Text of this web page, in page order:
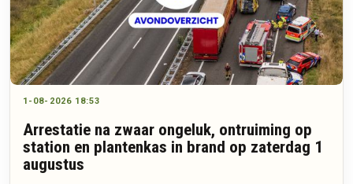
1-08-2026 18:53
Arrestatie na zwaar ongeluk, ontruiming op
station en plantenkas in brand op zaterdag 1
augustus